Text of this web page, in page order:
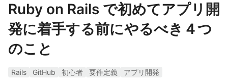
Ruby on Rails で初めてアプリ開
発に着手する前にやるべき４つ
のこと
Rails GitHub 初心者 要件定義
アプリ開発